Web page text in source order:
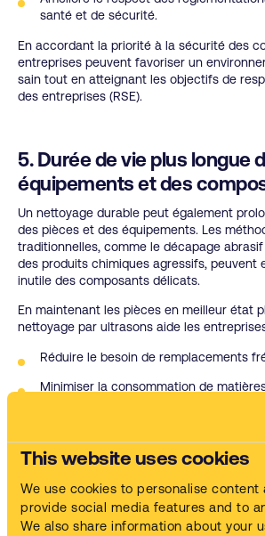
This website uses cookies
We use cookies to personalise content
provide social media features and to
We also share information about your
santé et de sécurité.
En accordant la priorité à la sécurité des
entreprises peuvent favoriser un
sain tout en atteignant les objectifs de
des entreprises (RSE).
5. Durée de vie plus longue
équipements et des
Un nettoyage durable peut également
des pièces et des équipements. Les
traditionnelles, comme le décapage abrasif
des produits chimiques agressifs, peuvent
inutile des composants délicats.
En maintenant les pièces en meilleur état
nettoyage par ultrasons aide les
Réduire le besoin de remplacements
Minimiser la consommation de
Réduire les émissions de fabrication
rechange.
Conclusion
Les nettoyeurs de pièces à ultrasons
efficace aux entreprises qui cherchent à